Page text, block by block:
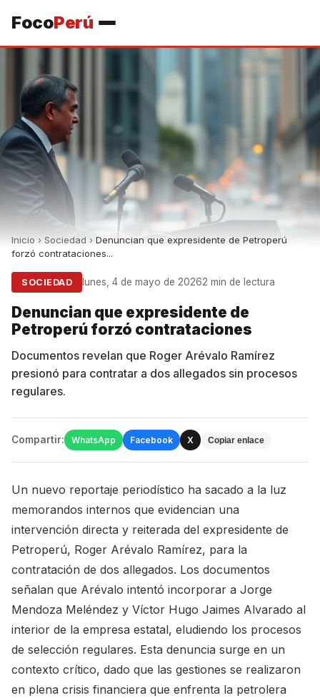
FocoPerú
Inicio › Sociedad › Denuncian que expresidente de Petroperú
forzó contrataciones...
SOCIEDAD lunes, 4 de mayo de 20262 min de lectura
Denuncian que expresidente de
Petroperú forzó contrataciones
Documentos revelan que Roger Arévalo Ramírez
presionó para contratar a dos allegados sin procesos
regulares.
Compartir: WhatsApp Facebook X Copiar enlace
Un nuevo reportaje periodístico ha sacado a la luz
memorandos internos que evidencian una
intervención directa y reiterada del expresidente de
Petroperú, Roger Arévalo Ramírez, para la
contratación de dos allegados. Los documentos
señalan que Arévalo intentó incorporar a Jorge
Mendoza Meléndez y Víctor Hugo Jaimes Alvarado al
interior de la empresa estatal, eludiendo los procesos
de selección regulares. Esta denuncia surge en un
contexto crítico, dado que las gestiones se realizaron
en plena crisis financiera que enfrenta la petrolera